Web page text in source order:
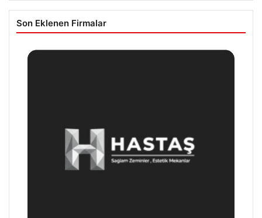
Son Eklenen Firmalar